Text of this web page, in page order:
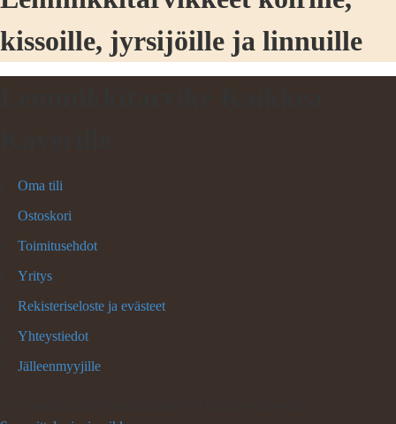
kissoille, jyrsijöille ja linnuille
Oma tili
Ostoskori
Toimitusehdot
Yritys
Rekisteriseloste ja evästeet
Yhteystiedot
Jälleenmyyjille